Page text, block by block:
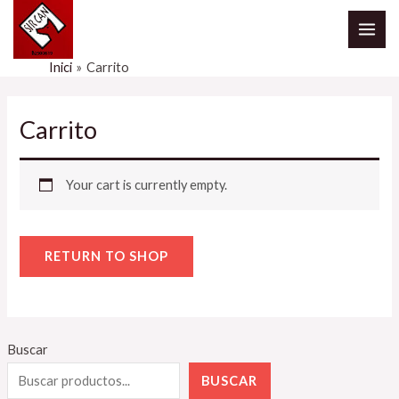
contingut
Inici Carrito
Buscar
BUSCAR
Carrito
Your cart is currently empty.
RETURN TO SHOP